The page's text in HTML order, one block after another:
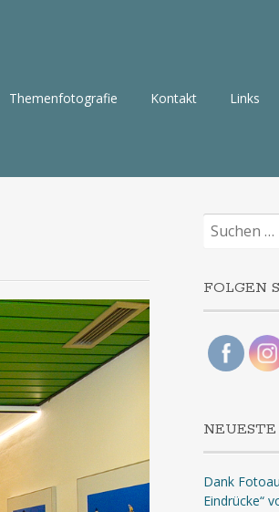
Themenfotografie Kontakt Links
Suchen
nach:
FOLGEN
Dank
Eindrücke“